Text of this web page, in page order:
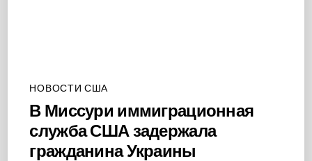
НОВОСТИ США
В Миссури иммиграционная
служба США задержала
гражданина Украины